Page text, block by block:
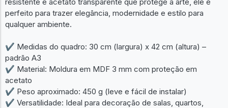
perfeito para trazer elegância, modernidade e estilo para
qualquer ambiente.
✔ Medidas do quadro: 30 cm (largura) x 42 cm (altura) –
padrão A3
✔ Material: Moldura em MDF 3 mm com proteção em
acetato
✔ Peso aproximado: 450 g (leve e fácil de instalar)
✔ Versatilidade: Ideal para decoração de salas, quartos,